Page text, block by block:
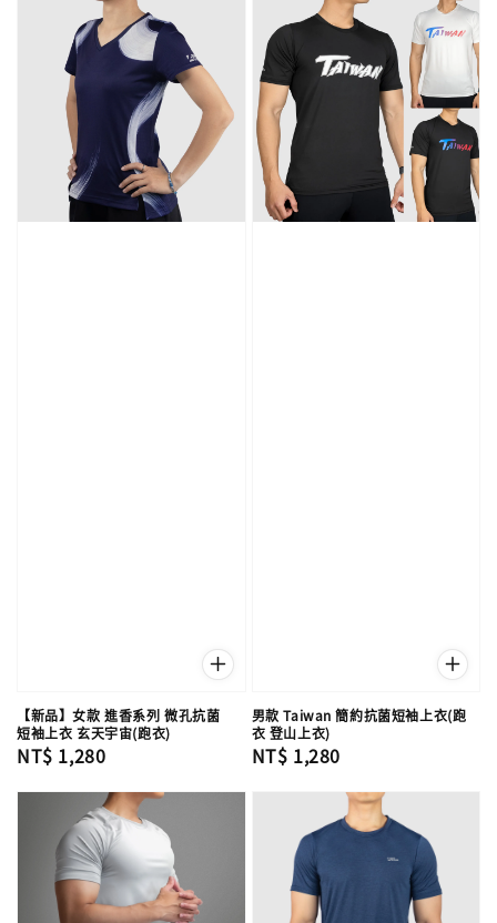
【新品】女款 進香系列 微孔抗菌
短袖上衣 玄天宇宙(跑衣)
Regular
NT$ 1,280
男款 Taiwan 簡約抗菌短袖上衣(跑
衣 登山上衣)
Regular
NT$ 1,280